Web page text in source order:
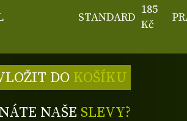
STANDARD
185
Kč
NAŠE SLEVY?
DO KOŠÍKU